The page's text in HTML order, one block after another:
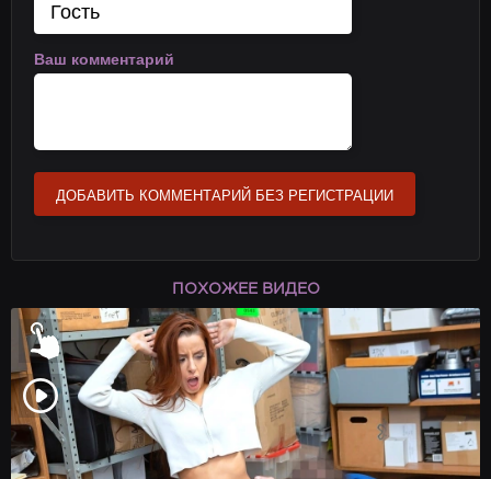
Ваш комментарий
ДОБАВИТЬ КОММЕНТАРИЙ БЕЗ РЕГИСТРАЦИИ
ПОХОЖЕЕ ВИДЕО